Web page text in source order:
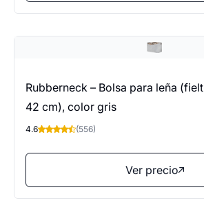
Rubberneck – Bolsa para leña
42 cm), color gris
4.6 (556)
Ver precio